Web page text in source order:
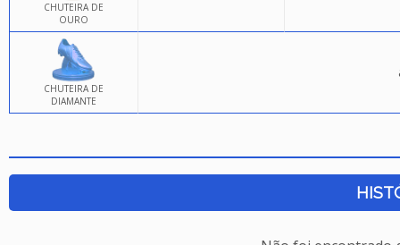
CHUTEIRA DE
OURO
CHUTEIRA DE
DIAMANTE